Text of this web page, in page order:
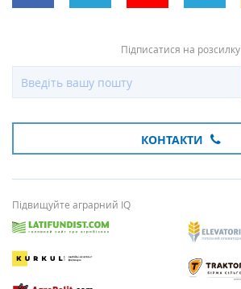
Підписатися на розсилку
КОНТАКТИ
Підвищуйте аграрний IQ